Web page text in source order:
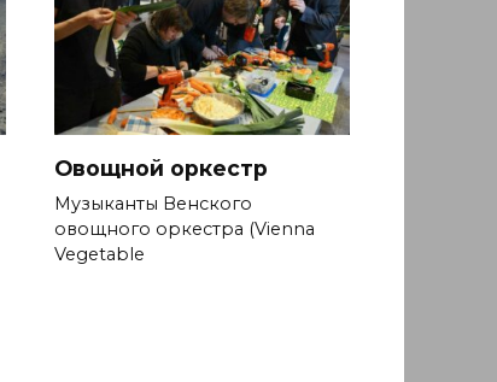
Овощной оркестр
Музыканты Венского
овощного оркестра (Vienna
Vegetable